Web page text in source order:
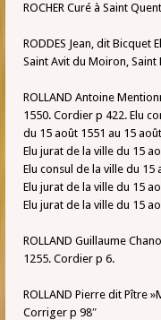
ROCHER Curé à Saint
RODDES Jean, dit
Saint Avit du Moiron,
ROLLAND Antoine
1550. Cordier p 422. Elu
du 15 août 1551 au 15
Elu jurat de la ville du 15
Elu consul de la ville du
Elu jurat de la ville du 15
Elu jurat de la ville du 15
ROLLAND Guillaume
1255. Cordier p 6.
ROLLAND Pierre dit Pître
Corriger p 98″